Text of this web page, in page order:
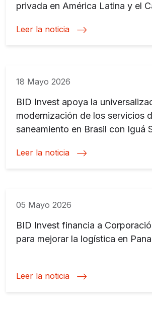
privada en América Latina y el
Leer la noticia
18 Mayo 2026
BID Invest apoya la
modernización de los servicios
saneamiento en Brasil con Iguá
Leer la noticia
05 Mayo 2026
BID Invest financia a
para mejorar la logística en
Leer la noticia